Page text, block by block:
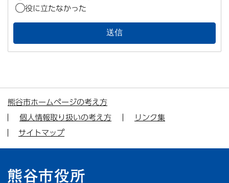
役に立たなかった
熊谷市ホームページの考え方
個人情報取り扱いの考え方
リンク集
サイトマップ